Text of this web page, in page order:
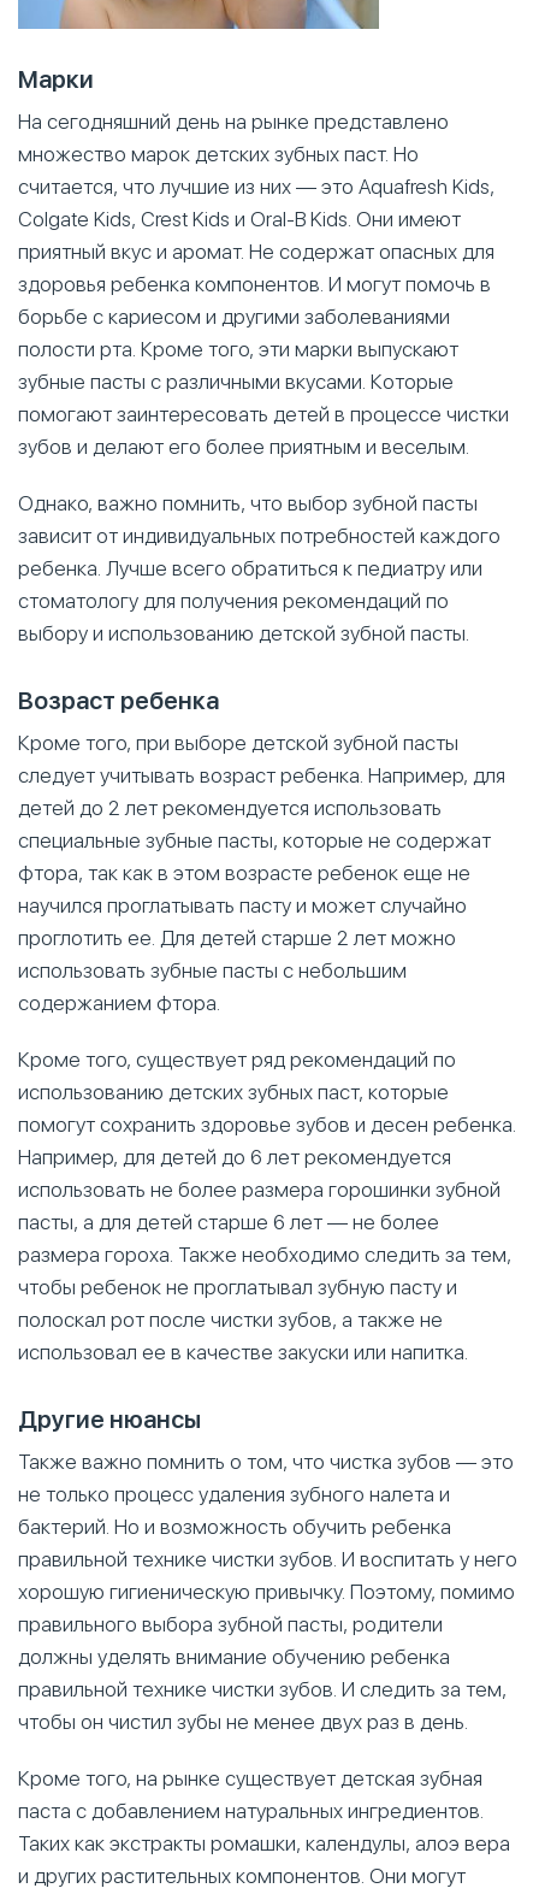
Марки
На сегодняшний день на рынке представлено
множество марок детских зубных паст. Но
считается, что лучшие из них — это Aquafresh Kids,
Colgate Kids, Crest Kids и Oral-B Kids. Они имеют
приятный вкус и аромат. Не содержат опасных для
здоровья ребенка компонентов. И могут помочь в
борьбе с кариесом и другими заболеваниями
полости рта. Кроме того, эти марки выпускают
зубные пасты с различными вкусами. Которые
помогают заинтересовать детей в процессе чистки
зубов и делают его более приятным и веселым.
Однако, важно помнить, что выбор зубной пасты
зависит от индивидуальных потребностей каждого
ребенка. Лучше всего обратиться к педиатру или
стоматологу для получения рекомендаций по
выбору и использованию детской зубной пасты.
Возраст ребенка
Кроме того, при выборе детской зубной пасты
следует учитывать возраст ребенка. Например, для
детей до 2 лет рекомендуется использовать
специальные зубные пасты, которые не содержат
фтора, так как в этом возрасте ребенок еще не
научился проглатывать пасту и может случайно
проглотить ее. Для детей старше 2 лет можно
использовать зубные пасты с небольшим
содержанием фтора.
Кроме того, существует ряд рекомендаций по
использованию детских зубных паст, которые
помогут сохранить здоровье зубов и десен ребенка.
Например, для детей до 6 лет рекомендуется
использовать не более размера горошинки зубной
пасты, а для детей старше 6 лет — не более
размера гороха. Также необходимо следить за тем,
чтобы ребенок не проглатывал зубную пасту и
полоскал рот после чистки зубов, а также не
использовал ее в качестве закуски или напитка.
Другие нюансы
Также важно помнить о том, что чистка зубов — это
не только процесс удаления зубного налета и
бактерий. Но и возможность обучить ребенка
правильной технике чистки зубов. И воспитать у него
хорошую гигиеническую привычку. Поэтому, помимо
правильного выбора зубной пасты, родители
должны уделять внимание обучению ребенка
правильной технике чистки зубов. И следить за тем,
чтобы он чистил зубы не менее двух раз в день.
Кроме того, на рынке существует детская зубная
паста с добавлением натуральных ингредиентов.
Таких как экстракты ромашки, календулы, алоэ вера
и других растительных компонентов. Они могут